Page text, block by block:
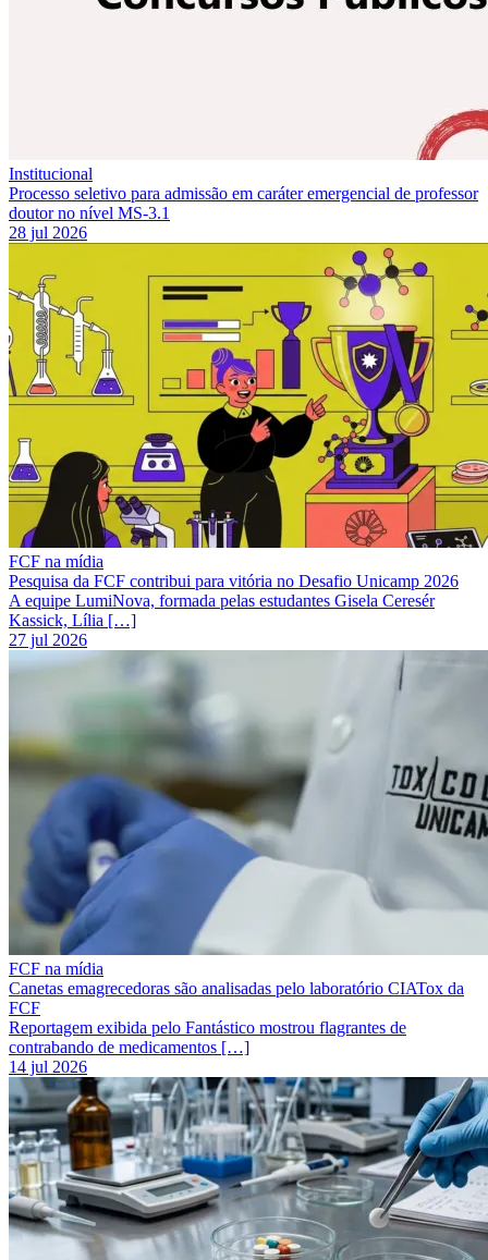
Institucional
Processo seletivo para admissão em caráter emergencial de professor
doutor no nível MS-3.1
28 jul 2026
FCF na mídia
Pesquisa da FCF contribui para vitória no Desafio Unicamp 2026
A equipe LumiNova, formada pelas estudantes Gisela Ceresér
Kassick, Lília […]
27 jul 2026
FCF na mídia
Canetas emagrecedoras são analisadas pelo laboratório CIATox da
FCF
Reportagem exibida pelo Fantástico mostrou flagrantes de
contrabando de medicamentos […]
14 jul 2026